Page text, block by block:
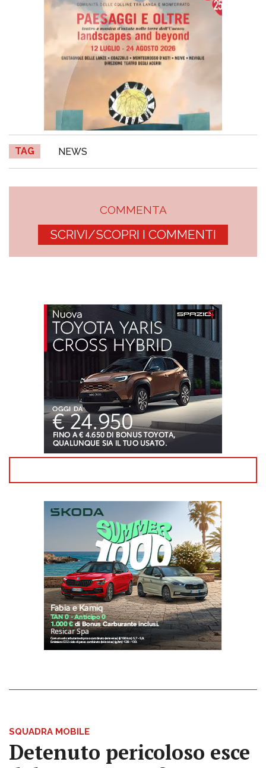
TAG NEWS
COMMENTA
SCRIVI/SCOPRI I COMMENTI
SQUADRA MOBILE
Detenuto pericoloso esce